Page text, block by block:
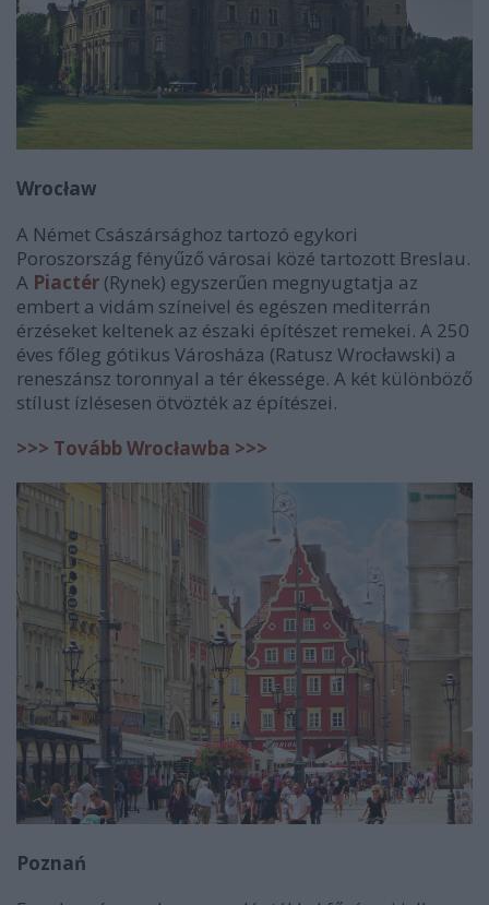
Wrocław
A Német Császársághoz tartozó egykori
Poroszország fényűző városai közé tartozott Breslau.
A Piactér (Rynek) egyszerűen megnyugtatja az
embert a vidám színeivel és egészen mediterrán
érzéseket keltenek az északi építészet remekei. A 250
éves főleg gótikus Városháza (Ratusz Wrocławski) a
reneszánsz toronnyal a tér ékessége. A két különböző
stílust ízlésesen ötvözték az építészei.
>>> Tovább Wrocławba >>>
Poznań